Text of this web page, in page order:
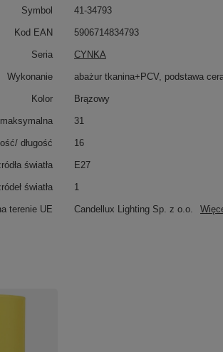
terenie UE Candellux Lighting Sp. z o.o.
Symbol 41-34793
Kod EAN 5906714834793
Seria CYNKA
Wykonanie abażur tkanina+PCV, podstawa
Kolor Brązowy
31
długość 16
światła E27
światła 1